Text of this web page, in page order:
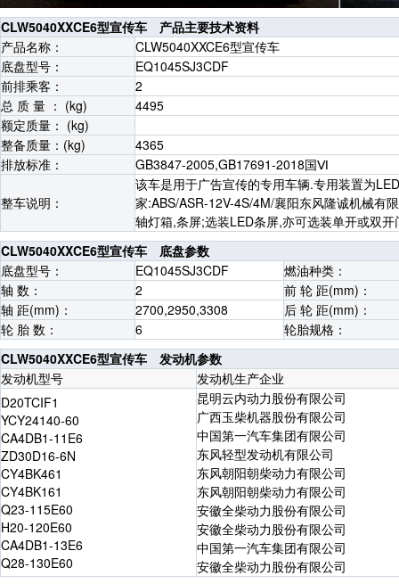
CLW5040XXCE6型宣传车 产品主要技术资料
产品名称：
CLW5040XXCE6型宣传车
底盘型号：
EQ1045SJ3CDF
前排乘客：
2
总 质 量 ： (kg)
4495
额定质量： (kg)
整备质量：(kg)
4365
排放标准：
GB3847-2005,GB17691-2018国Ⅵ
整车说明：
该车是用于广告宣传的专用车辆.专用装置为
家:ABS/ASR-12V-4S/4M/襄阳东风隆诚机械有
轴灯箱,条屏;选装LED条屏,亦可选装单开或双
CLW5040XXCE6型宣传车 底盘参数
底盘型号：
EQ1045SJ3CDF
燃油种类：
轴 数：
2
前 轮 距(mm)：
轴 距(mm)：
2700,2950,3308
后 轮 距(mm)：
轮 胎 数：
6
轮胎规格：
CLW5040XXCE6型宣传车 发动机参数
发动机型号
发动机生产企业
D20TCIF1
YCY24140-60
CA4DB1-11E6
ZD30D16-6N
CY4BK461
CY4BK161
Q23-115E60
H20-120E60
CA4DB1-13E6
Q28-130E60
昆明云内动力股份有限公司
广西玉柴机器股份有限公司
中国第一汽车集团有限公司
东风轻型发动机有限公司
东风朝阳朝柴动力有限公司
东风朝阳朝柴动力有限公司
安徽全柴动力股份有限公司
安徽全柴动力股份有限公司
中国第一汽车集团有限公司
安徽全柴动力股份有限公司